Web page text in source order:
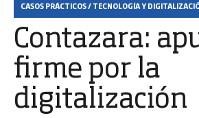
CASOS PRÁCTICOS / TECNOLOGÍA Y
Contazara:
firme por la
digitalización